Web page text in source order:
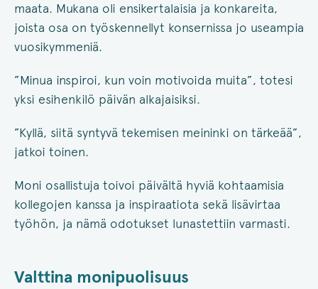
maata. Mukana oli ensikertalaisia ja konkareita,
joista osa on työskennellyt konsernissa jo useampia
vuosikymmeniä.
”Minua inspiroi, kun voin motivoida muita”, totesi
yksi esihenkilö päivän alkajaisiksi.
”Kyllä, siitä syntyvä tekemisen meininki on tärkeää”,
jatkoi toinen.
Moni osallistuja toivoi päivältä hyviä kohtaamisia
kollegojen kanssa ja inspiraatiota sekä lisävirtaa
työhön, ja nämä odotukset lunastettiin varmasti.
Valttina monipuolisuus